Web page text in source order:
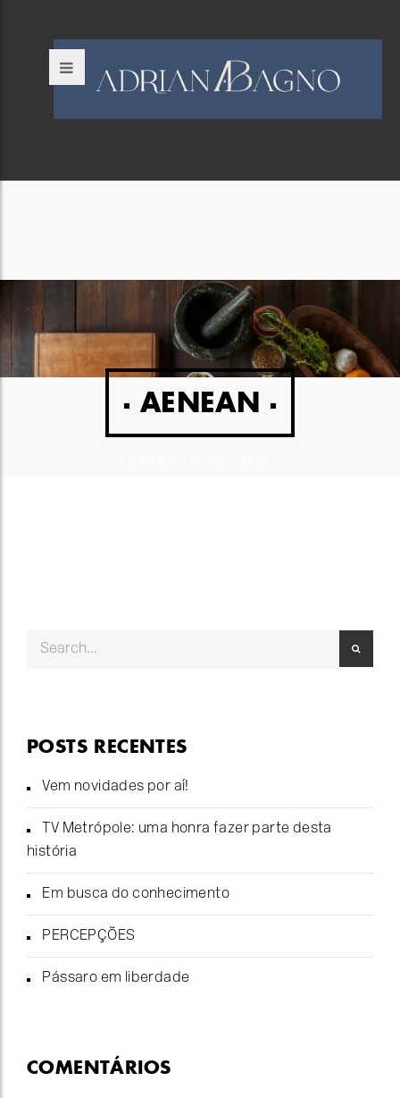
AENEAN
POSTS RECENTES
Vem novidades por aí!
TV Metrópole: uma honra fazer parte desta
história
Em busca do conhecimento
PERCEPÇÕES
Pássaro em liberdade
COMENTÁRIOS